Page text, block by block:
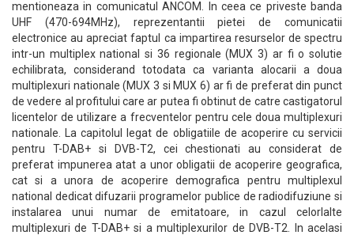
mentioneaza in comunicatul ANCOM. In ceea ce priveste banda
UHF (470-694MHz), reprezentantii pietei de comunicatii
electronice au apreciat faptul ca impartirea resurselor de spectru
intr-un multiplex national si 36 regionale (MUX 3) ar fi o solutie
echilibrata, considerand totodata ca varianta alocarii a doua
multiplexuri nationale (MUX 3 si MUX 6) ar fi de preferat din punct
de vedere al profitului care ar putea fi obtinut de catre castigatorul
licentelor de utilizare a frecventelor pentru cele doua multiplexuri
nationale. La capitolul legat de obligatiile de acoperire cu servicii
pentru T-DAB+ si DVB-T2, cei chestionati au considerat de
preferat impunerea atat a unor obligatii de acoperire geografica,
cat si a unora de acoperire demografica pentru multiplexul
national dedicat difuzarii programelor publice de radiodifuziune si
instalarea unui numar de emitatoare, in cazul celorlalte
multiplexuri de T-DAB+ si a multiplexurilor de DVB-T2. In acelasi